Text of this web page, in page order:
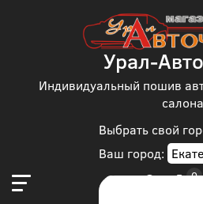
Выбрать свой
Ваш город:
Урал-
Индивидуальный пошив
салона